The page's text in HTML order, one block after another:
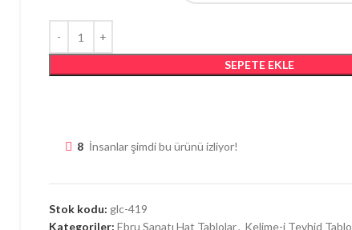
SEPETE EKLE
8 İnsanlar şimdi bu ürünü izliyor!
Stok kodu: glc-419
Kategoriler: Ebru Sanatı Hat Tablolar, Kelime-i Tevhid Tablo